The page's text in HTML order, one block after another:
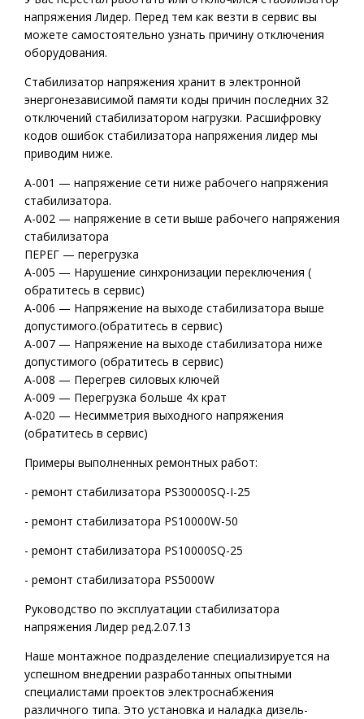
напряжения Лидер. Перед тем как везти в сервис вы
можете самостоятельно узнать причину отключения
оборудования.
Стабилизатор напряжения хранит в электронной
энергонезависимой памяти коды причин последних 32
отключений стабилизатором нагрузки. Расшифровку
кодов ошибок стабилизатора напряжения лидер мы
приводим ниже.
A-001 — напряжение сети ниже рабочего напряжения
стабилизатора.
А-002 — напряжение в сети выше рабочего напряжения
стабилизатора
ПЕРЕГ — перегрузка
А-005 — Нарушение синхронизации переключения (
обратитесь в сервис)
А-006 — Напряжение на выходе стабилизатора выше
допустимого.(обратитесь в сервис)
А-007 — Напряжение на выходе стабилизатора ниже
допустимого (обратитесь в сервис)
А-008 — Перегрев силовых ключей
А-009 — Перегрузка больше 4х крат
А-020 — Несимметрия выходного напряжения
(обратитесь в сервис)
Примеры выполненных ремонтных работ:
- ремонт стабилизатора PS30000SQ-I-25
- ремонт стабилизатора PS10000W-50
- ремонт стабилизатора PS10000SQ-25
- ремонт стабилизатора PS5000W
Руководство по эксплуатации стабилизатора
напряжения Лидер ред.2.07.13
Наше монтажное подразделение специализируется на
успешном внедрении разработанных опытными
специалистами проектов электроснабжения
различного типа. Это установка и наладка дизель-